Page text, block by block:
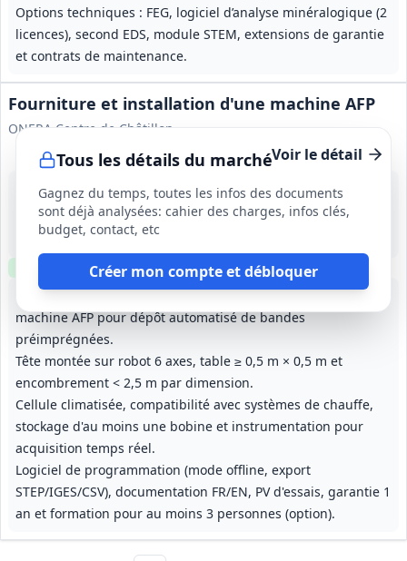
Options techniques : FEG, logiciel d’analyse minéralogique (2
licences), second EDS, module STEM, extensions de garantie
et contrats de maintenance.
Tous les détails du marché
Gagnez du temps, toutes les infos des documents
sont déjà analysées: cahier des charges, infos clés,
budget, contact, etc
Créer mon compte et débloquer
Fourniture et installation d'une machine AFP
ONERA Centre de Châtillon
Voir le détail
Fourniture, livraison, installation et mise en service d'une
machine AFP pour dépôt automatisé de bandes
préimprégnées.
Tête montée sur robot 6 axes, table ≥ 0,5 m × 0,5 m et
encombrement < 2,5 m par dimension.
Cellule climatisée, compatibilité avec systèmes de chauffe,
stockage d'au moins une bobine et instrumentation pour
acquisition temps réel.
Logiciel de programmation (mode offline, export
STEP/IGES/CSV), documentation FR/EN, PV d'essais, garantie 1
an et formation pour au moins 3 personnes (option).
26 août 2026
Châtillon (92)
Clause environnementale Clause sociale